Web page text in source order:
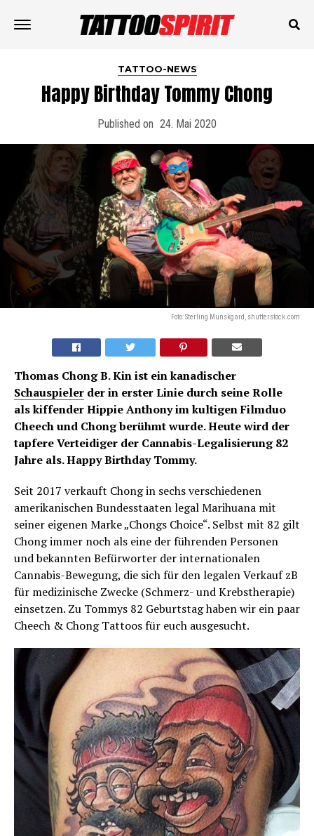
TATTOO-NEWS
Happy Birthday Tommy Chong
Published on 24. Mai 2020
Foto: Sterling Munskgard, shutterstock.com
Thomas Chong B. Kin ist ein kanadischer
Schauspieler der in erster Linie durch seine Rolle
als kiffender Hippie Anthony im kultigen Filmduo
Cheech und Chong berühmt wurde. Heute wird der
tapfere Verteidiger der Cannabis-Legalisierung 82
Jahre als. Happy Birthday Tommy.
Seit 2017 verkauft Chong in sechs verschiedenen
amerikanischen Bundesstaaten legal Marihuana mit
seiner eigenen Marke „Chongs Choice“. Selbst mit 82 gilt
Chong immer noch als eine der führenden Personen
und bekannten Befürworter der internationalen
Cannabis-Bewegung, die sich für den legalen Verkauf zB
für medizinische Zwecke (Schmerz- und Krebstherapie)
einsetzen. Zu Tommys 82 Geburtstag haben wir ein paar
Cheech & Chong Tattoos für euch ausgesucht.